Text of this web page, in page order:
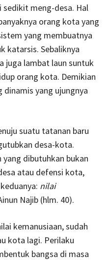
meng-desa. Hal
orang kota yang
yang membuatnya
katarsis. Sebaliknya
juga lambat laun suntuk
orang kota. Demikian
yang ujungnya
suatu tatanan baru
desa-kota.
dibutuhkan bukan
atau defensi kota,
nilai
Najib (hlm. 40).
kemanusiaan, sudah
kota lagi. Perilaku
bangsa di masa